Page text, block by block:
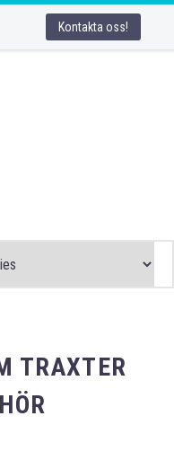
Kontakta oss!
TRAXTER